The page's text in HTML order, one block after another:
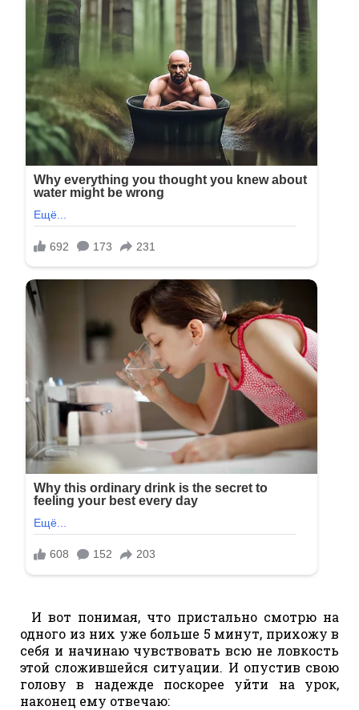
И вот понимая, что пристально смотрю на
одного из них уже больше 5 минут, прихожу в
себя и начинаю чувствовать всю не ловкость
этой сложившейся ситуации. И опустив свою
голову в надежде поскорее уйти на урок,
наконец ему отвечаю: